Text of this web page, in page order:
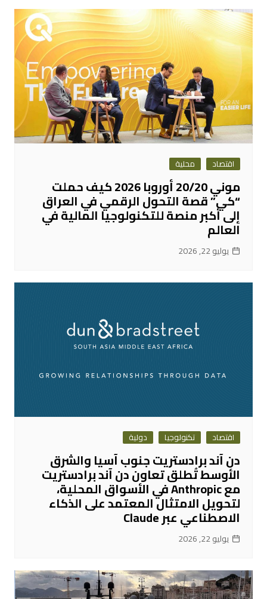
اقتصاد محلية
موني 20/20 أوروبا 2026 كيف حملت
“كي” قصة التحول الرقمي في العراق
إلى أكبر منصة للتكنولوجيا المالية في
العالم
يوليو 22, 2026
اقتصاد تكنولوجيا دولية
دن آند برادستريت جنوب آسيا والشرق
الأوسط تُطلق تعاون دن آند برادستريت
مع Anthropic في الأسواق المحلية،
لتحويل الامتثال المعتمد على الذكاء
الاصطناعي عبر Claude
يوليو 22, 2026